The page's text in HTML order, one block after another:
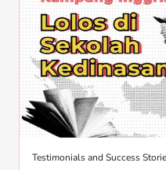
Testimonials and Success